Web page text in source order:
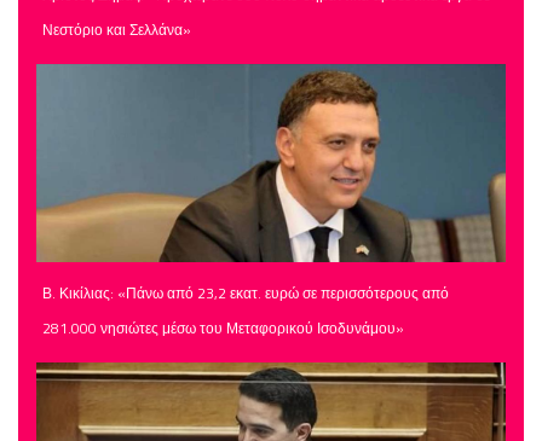
Νεστόριο και Σελλάνα»
Β. Κικίλιας: «Πάνω από 23,2 εκατ. ευρώ σε περισσότερους από
281.000 νησιώτες μέσω του Μεταφορικού Ισοδυνάμου»